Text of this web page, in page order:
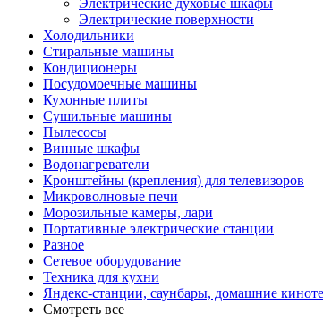
Электрические духовые шкафы
Электрические поверхности
Холодильники
Стиральные машины
Кондиционеры
Посудомоечные машины
Кухонные плиты
Сушильные машины
Пылесосы
Винные шкафы
Водонагреватели
Кронштейны (крепления) для телевизоров
Микроволновые печи
Морозильные камеры, лари
Портативные электрические станции
Разное
Сетевое оборудование
Техника для кухни
Яндекс-станции, саунбары, домашние
Смотреть все